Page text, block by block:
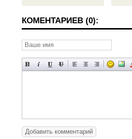
КОМЕНТАРИЕВ (0):
Добавить комментарий